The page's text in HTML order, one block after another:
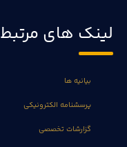
لینک های مرتبط
بیانیه ها
پرسشنامه الکترونیکی
گزارشات تخصصی